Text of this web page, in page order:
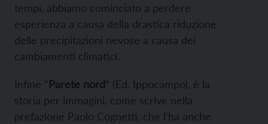
tempi, abbiamo cominciato a perdere
esperienza a causa della drastica riduzione
delle precipitazioni nevose a causa dei
cambiamenti climatici.
Infine “Parete nord” (Ed. Ippocampo), è la
storia per immagini, come scrive nella
prefazione Paolo Cognetti, che l’ha anche